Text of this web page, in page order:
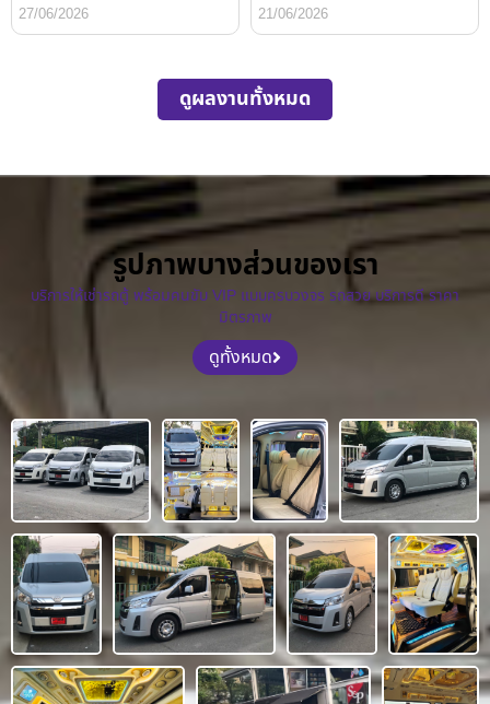
27/06/2026 21/06/2026
ดูผลงานทั้งหมด
รูปภาพบางส่วนของเรา
บริการให้เช่ารถตู้ พร้อมคนขับ VIP แบบครบวงจร รถสวย บริการดี ราคา
มิตรภาพ
ดูทั้งหมด